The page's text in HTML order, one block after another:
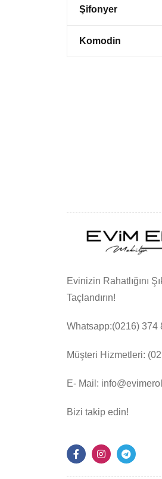
Şifonyer
Komodin
Evinizin Rahatlığını
Taçlandırın!
Whatsapp:(0216) 374
Müşteri Hizmetleri:
E- Mail:
Bizi takip edin!